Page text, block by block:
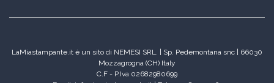
LaMiastampante.it è un sito di NEMESI SRL. | Sp. Pedemontana snc | 66030
Mozzagrogna (CH) Italy
C.F - P.Iva 02682980699